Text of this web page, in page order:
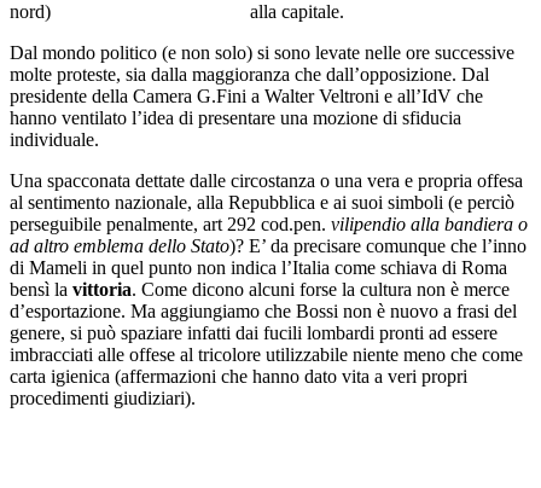
nord)
alla capitale.
Dal mondo politico (e non solo) si sono levate nelle ore successive
molte proteste, sia dalla maggioranza che dall’opposizione. Dal
presidente della Camera G.Fini a Walter Veltroni e all’IdV che
hanno ventilato l’idea di presentare una mozione di sfiducia
individuale.
Una spacconata dettate dalle circostanza o una vera e propria offesa
al sentimento nazionale, alla Repubblica e ai suoi simboli (e perciò
perseguibile penalmente, art 292 cod.pen. vilipendio alla bandiera o
ad altro emblema dello Stato)? E’ da precisare comunque che l’inno
di Mameli in quel punto non indica l’Italia come schiava di Roma
bensì la vittoria. Come dicono alcuni forse la cultura non è merce
d’esportazione. Ma aggiungiamo che Bossi non è nuovo a frasi del
genere, si può spaziare infatti dai fucili lombardi pronti ad essere
imbracciati alle offese al tricolore utilizzabile niente meno che come
carta igienica (affermazioni che hanno dato vita a veri propri
procedimenti giudiziari).